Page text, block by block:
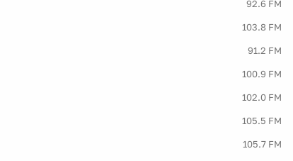
92.6 FM
103.8 FM
91.2 FM
100.9 FM
102.0 FM
105.5 FM
105.7 FM